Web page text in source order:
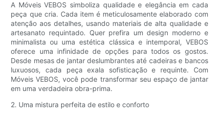
A Móveis VEBOS simboliza qualidade e elegância em cada
peça que cria. Cada item é meticulosamente elaborado com
atenção aos detalhes, usando materiais de alta qualidade e
artesanato requintado. Quer prefira um design moderno e
minimalista ou uma estética clássica e intemporal, VEBOS
oferece uma infinidade de opções para todos os gostos.
Desde mesas de jantar deslumbrantes até cadeiras e bancos
luxuosos, cada peça exala sofisticação e requinte. Com
Móveis VEBOS, você pode transformar seu espaço de jantar
em uma verdadeira obra-prima.
2. Uma mistura perfeita de estilo e conforto